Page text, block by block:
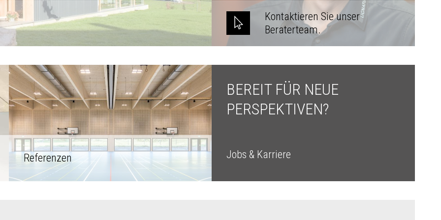
Kontaktieren Sie unser
Beraterteam.
Referenzen
BEREIT FÜR NEUE
PERSPEKTIVEN?
Jobs & Karriere